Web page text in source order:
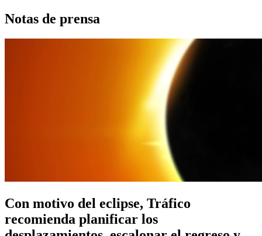
Notas de prensa
Con motivo del eclipse, Tráfico
recomienda planificar los